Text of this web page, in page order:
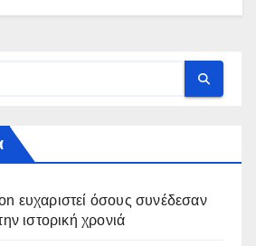
ευχαριστεί όσους συνέδεσαν
ιστορική χρονιά